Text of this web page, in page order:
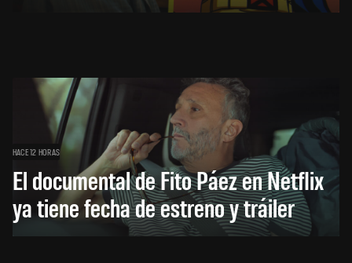
HACE 12 HORAS
El documental de Fito Páez en Netflix
ya tiene fecha de estreno y tráiler